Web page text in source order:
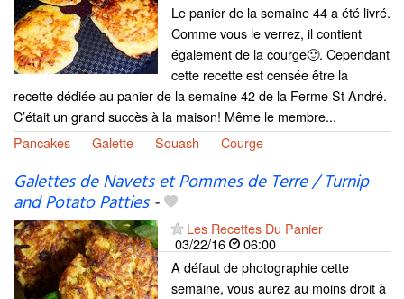
Le panier de la semaine 44 a été livré.
Comme vous le verrez, il contient
également de la courge🙂. Cependant
cette recette est censée être la
recette dédiée au panier de la semaine 42 de la Ferme St André.
C’était un grand succès à la maison! Même le membre...
Pancakes
Galette Squash Courge
Galettes de Navets et Pommes de Terre / Turnip
and Potato Patties-
Les Recettes Du Panier
03/22/16
06:00
A défaut de photographie cette
semaine, vous aurez au moins droit à